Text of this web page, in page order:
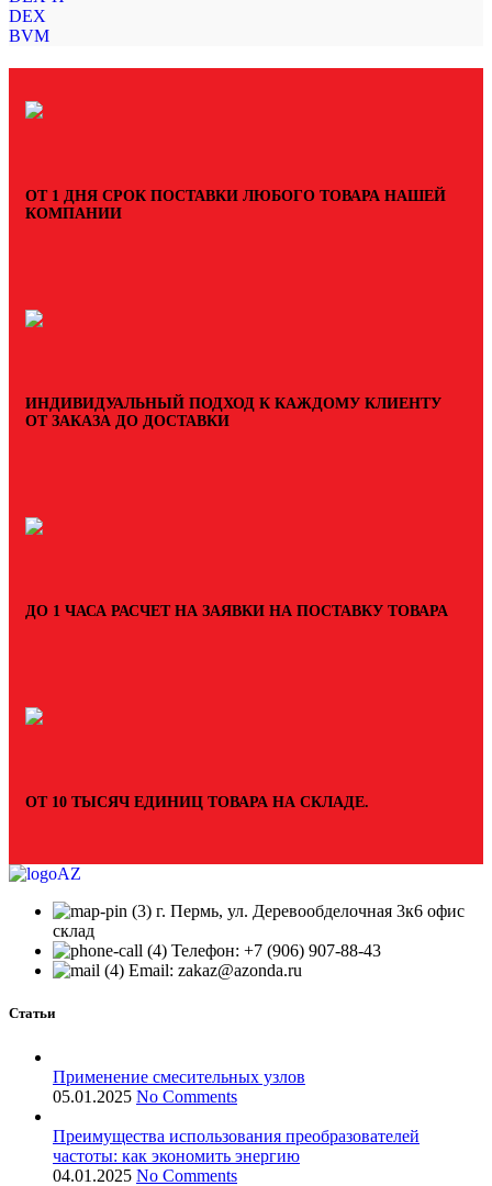
DEX
BVM
ОТ 1 ДНЯ СРОК ПОСТАВКИ ЛЮБОГО ТОВАРА НАШЕЙ
КОМПАНИИ
ИНДИВИДУАЛЬНЫЙ ПОДХОД К КАЖДОМУ КЛИЕНТУ
ОТ ЗАКАЗА ДО ДОСТАВКИ
ДО 1 ЧАСА РАСЧЕТ НА ЗАЯВКИ НА ПОСТАВКУ ТОВАРА
ОТ 10 ТЫСЯЧ ЕДИНИЦ ТОВАРА НА СКЛАДЕ.
г. Пермь, ул. Деревообделочная 3к6 офис
склад
Телефон: +7 (906) 907-88-43
Email: zakaz@azonda.ru
Статьи
Применение смесительных узлов
05.01.2025 No Comments
Преимущества использования преобразователей
частоты: как экономить энергию
04.01.2025 No Comments